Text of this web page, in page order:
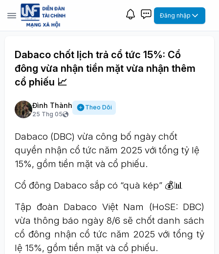
Đăng nhập
Dabaco chốt lịch trả cổ tức 15%: Cổ
đông vừa nhận tiền mặt vừa nhận thêm
cổ phiếu 📈
Đình Thành
25 Thg 05
Theo Dõi
Dabaco (DBC) vừa công bố ngày chốt
quyền nhận cổ tức năm 2025 với tổng tỷ lệ
15%, gồm tiền mặt và cổ phiếu.
Cổ đông Dabaco sắp có “quà kép” 💰📊
Tập đoàn Dabaco Việt Nam (HoSE: DBC)
vừa thông báo ngày 8/6 sẽ chốt danh sách
cổ đông nhận cổ tức năm 2025 với tổng tỷ
lệ 15%, gồm tiền mặt và cổ phiếu.